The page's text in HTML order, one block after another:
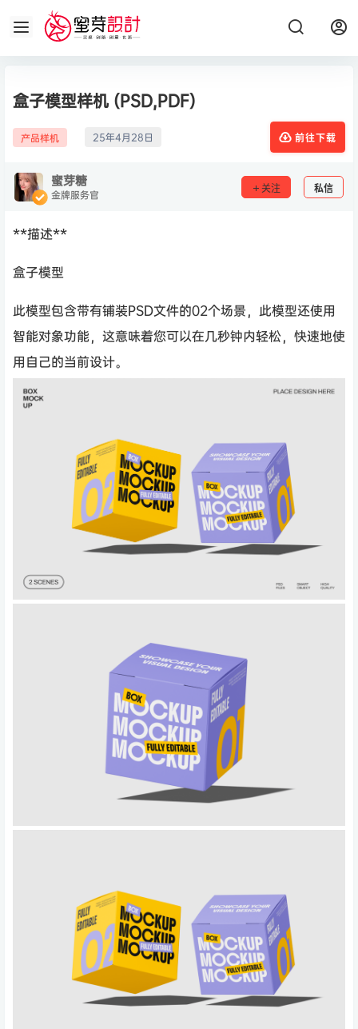
盒子模型样机 (PSD,PDF)
产品样机 25年4月28日 前往下载
蜜芽糖
金牌服务官 关注 私信
**描述**
盒子模型
此模型包含带有铺装PSD文件的02个场景，此模型还使用
智能对象功能，这意味着您可以在几秒钟内轻松，快速地使
用自己的当前设计。